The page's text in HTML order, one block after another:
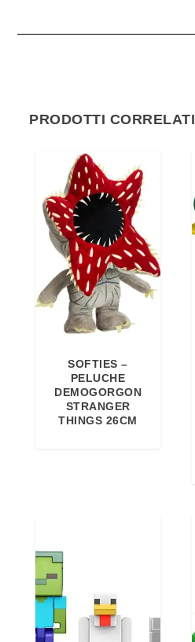
PRODOTTI CORRELATI
SOFTIES –
PELUCHE
DEMOGORGON
STRANGER
THINGS 26CM